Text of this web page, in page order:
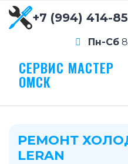
+7 (994) 414-
Пн-Сб
СЕРВИС МАСТЕР
ОМСК
РЕМОНТ
LERAN